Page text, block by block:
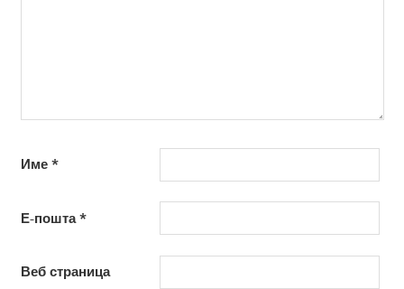
Име *
Е-пошта*
Веб страница